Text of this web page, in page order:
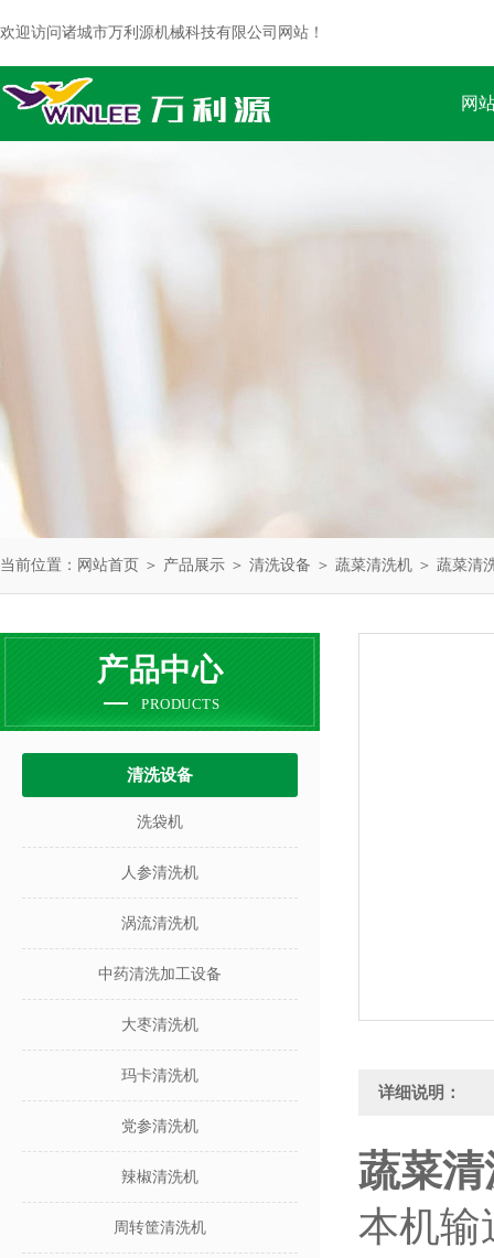
欢迎访问诸城市万利源机械科技有限公司网站！
网
当前位置： 网站首页 ＞ 产品展示 ＞ 清洗设备 ＞ 蔬菜清洗机 ＞ 蔬菜清
产品中心
PRODUCTS
清洗设备
洗袋机
人参清洗机
涡流清洗机
中药清洗加工设备
大枣清洗机
玛卡清洗机
党参清洗机
辣椒清洗机
周转筐清洗机
详细说明：
蔬菜
本机输